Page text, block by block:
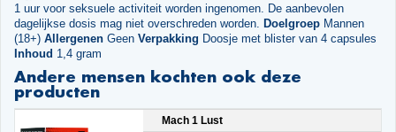
1 uur voor seksuele activiteit worden ingenomen. De aanbevolen
dagelijkse dosis mag niet overschreden worden. DoelgroepMannen
(18+) AllergenenGeen Verpakking Doosje met blister van 4 capsules
Inhoud 1,4 gram
Andere mensen kochten ook deze
producten
Mach 1 Lust